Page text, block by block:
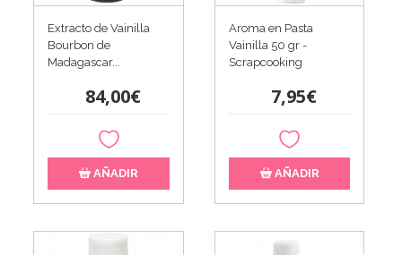
Extracto de Vainilla
Bourbon de
Madagascar...
84,00€
AÑADIR
Aroma en Pasta
Vainilla 50 gr -
Scrapcooking
7,95€
AÑADIR